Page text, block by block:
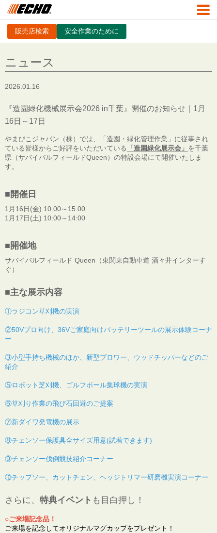
販売店検索 安全作業のために
ニュース
2026.01.16
『造園緑化機械展示会2026 in千葉』開催のお知らせ｜1月
16日～17日
やまびこジャパン（株）では、「造園・緑化管理作業」に従事され
ている皆様からご好評をいただいている
「造園緑化展示会」 を千葉
県（サバイバルフィールドQueen）の特設会場にて開催いたしま
す。
■開催日
1月16日(金) 10:00～15:00
1月17日(土) 10:00～14:00
■開催地
サバイバルフィールド Queen（東関東自動車道 酒々井インターす
ぐ）
■主な展示内容
①ラジコン草刈機の実演
②50Vプロ向け、36Vご家庭向けバッテリーツールの展示体験コーナ
ー
③小型手持ち機械のほか、新型ブロワー、ウッドチッパーなどのご
紹介
⑤ロボット芝刈機、ゴルフボール集球機の実演
⑥草刈り作業の飛び石回避のご提案
⑦新ダイワ発電機の展示
⑧チェンソー保護具全サイズ用意(試着できます)
⑨チェンソー伐倒競技紹介コーナー
⑩チップソー、カットチェン、ヘッジトリマー研磨機実演コーナー
さらに、 特典イベント も目白押し！
○ご来場記念品！
ご来場を記念してオリジナルマグカップをプレゼント！